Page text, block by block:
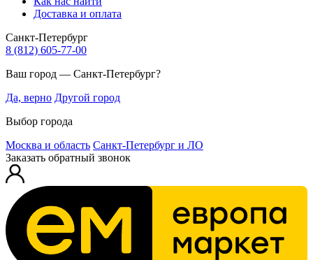
Доставка и оплата
Санкт-Петербург
8 (812) 605-77-00
Ваш город — Санкт-Петербург?
Да, верно Другой город
Выбор города
Москва и область Санкт-Петербург и ЛО
Заказать обратный звонок